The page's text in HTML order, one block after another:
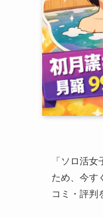
「ソロ活
ため、今す
コミ・評判